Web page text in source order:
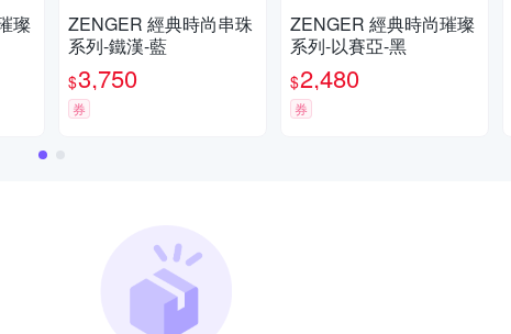
ZENGER 經典時尚串珠
系列-鐵漢-藍
$3,750
券
ZENGER 經典時尚璀璨
系列-以賽亞-黑
$2,480
券